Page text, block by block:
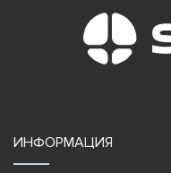
ИНФОРМАЦИЯ